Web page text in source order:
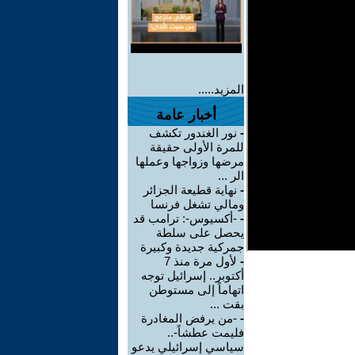
المزيد.....
أخبار عامة
- نور الغندور تكشف
للمرة الأولى حقيقة
مرضها وزواجها وعملها
الر ...
- نهاية قطيعة الجزائر
ومالي تشغل فرنسا
- -أكسيوس-: ترامب قد
يحصل على سلطة
جمركية جديدة وكبيرة
-
لأول مرة منذ 7
أكتوبر.. إسرائيل توجه
اتهاماً إلى مستوطن
بقت ...
- -من يرفض المغادرة
فليمت عطشاً-..
سياسي إسرائيلي يدعو